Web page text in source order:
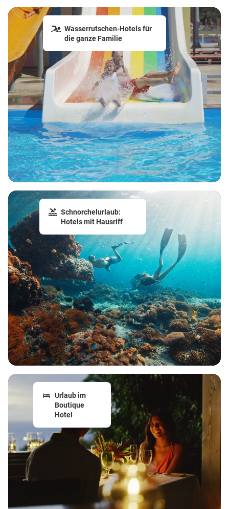
Wasserrutschen-Hotels für
die ganze Familie
Schnorchelurlaub:
Hotels mit Hausriff
Urlaub im
Boutique
Hotel